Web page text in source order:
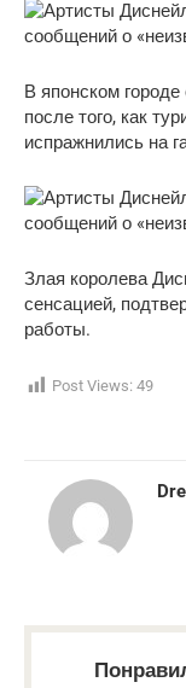
В японском
после того, как
испражнились на
Злая королева
сенсацией,
работы.
Post Views: 49